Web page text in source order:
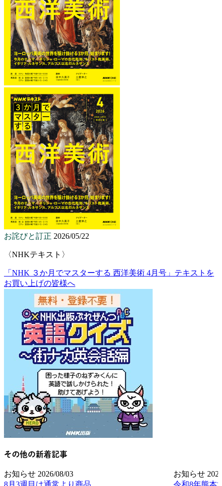
お詫びと訂正 2026/05/22
〈NHKテキスト〉
「NHK ３か月でマスターする 西洋美術 4月号」テキストを
お買い上げの皆様へ
その他の新着記事
お知らせ 2026/08/03
8月3週目は通常より商品
お知らせ
令和8年熊本